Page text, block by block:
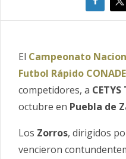
El Campeonato
Futbol Rápido
competidores, a
octubre en Puebla de
Los Zorros, dirigidos
vencieron